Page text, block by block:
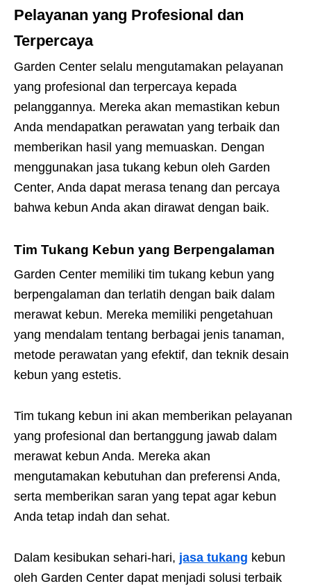
Pelayanan yang Profesional dan
Terpercaya
Garden Center selalu mengutamakan pelayanan
yang profesional dan terpercaya kepada
pelanggannya. Mereka akan memastikan kebun
Anda mendapatkan perawatan yang terbaik dan
memberikan hasil yang memuaskan. Dengan
menggunakan jasa tukang kebun oleh Garden
Center, Anda dapat merasa tenang dan percaya
bahwa kebun Anda akan dirawat dengan baik.
Tim Tukang Kebun yang Berpengalaman
Garden Center memiliki tim tukang kebun yang
berpengalaman dan terlatih dengan baik dalam
merawat kebun. Mereka memiliki pengetahuan
yang mendalam tentang berbagai jenis tanaman,
metode perawatan yang efektif, dan teknik desain
kebun yang estetis.
Tim tukang kebun ini akan memberikan pelayanan
yang profesional dan bertanggung jawab dalam
merawat kebun Anda. Mereka akan
mengutamakan kebutuhan dan preferensi Anda,
serta memberikan saran yang tepat agar kebun
Anda tetap indah dan sehat.
Dalam kesibukan sehari-hari, jasa tukang kebun
oleh Garden Center dapat menjadi solusi terbaik